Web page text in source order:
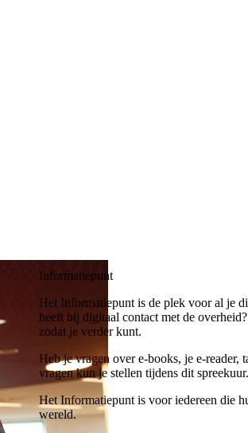
Informatiepunt
Het Informatiepunt is de plek voor al je
heeft bij digitaal contact met de
zodat je verder kunt.
Heb je vragen over e-books, je e-
vragen kun je stellen tijdens dit
Het Informatiepunt is voor iedereen die
wereld.